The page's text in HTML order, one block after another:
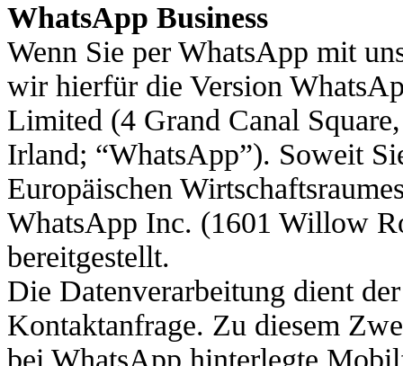
WhatsApp Business
Wenn Sie per WhatsApp mit
wir hierfür die Version
Limited (4 Grand Canal
Irland; “WhatsApp”). Soweit
Europäischen
WhatsApp Inc. (1601 Willow
bereitgestellt.
Die Datenverarbeitung dient
Kontaktanfrage. Zu diesem
bei WhatsApp hinterlegte